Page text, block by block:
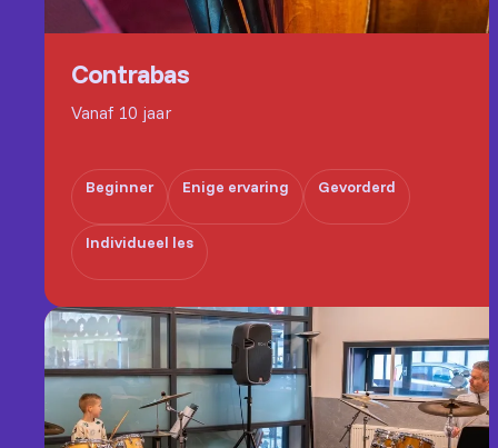
Contrabas
Vanaf 10 jaar
Beginner Enige ervaring Gevorderd
Individueel les